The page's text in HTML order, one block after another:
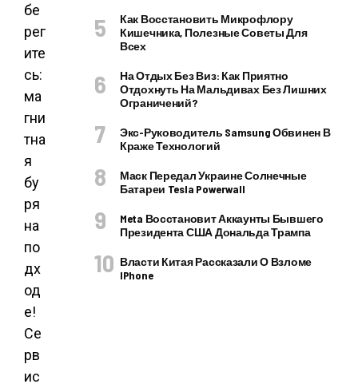
бе
рег
ите
сь:
ма
гни
тна
я
бу
ря
на
по
дх
од
е!
Се
рв
ис
Как Восстановить Микрофлору
Кишечника, Полезные Советы Для
Всех
На Отдых Без Виз: Как Приятно
Отдохнуть На Мальдивах Без Лишних
Ограничений?
Экс-Руководитель Samsung Обвинен В
Краже Технологий
Маск Передал Украине Солнечные
Батареи Tesla Powerwall
Meta Восстановит Аккаунты Бывшего
Президента США Дональда Трампа
Власти Китая Рассказали О Взломе
IPhone